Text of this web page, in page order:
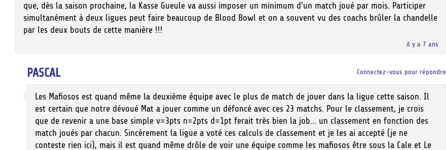
il y a 7 ans
que, dès la saison prochaine, la Kasse Gueule va aussi imposer un minimum d’un match joué par mois. Participer
simultanément à deux ligues peut faire beaucoup de Blood Bowl et on a souvent vu des coachs brûler la chandelle
par les deux bouts de cette manière !!!
PASCAL
Les Mafiosos est quand même la deuxième équipe avec le plus de match de jouer dans la ligue cette saison. Il
est certain que notre dévoué Mat a jouer comme un défoncé avec ces 23 matchs. Pour le classement, je crois
que de revenir a une base simple v=3pts n=2pts d=1pt ferait très bien la job… un classement en fonction des
match joués par chacun. Sincèrement la ligue a voté ces calculs de classement et je les ai accepté (je ne
conteste rien ici), mais il est quand même drôle de voir une équipe comme les mafiosos être sous la Cale et Le
Connectez-vous pour répondre